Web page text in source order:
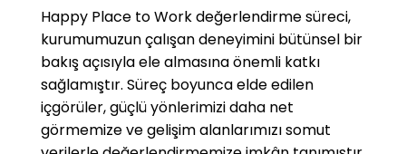
alanlarında yazılım ve sistem entegrasyon
çözümleri sunmaktadır. CCN Eğitim, TED İzmir
Koleji ve TED Kocaeli Koleji’ni başarıyla
işletmekte ve uyguladığı sürdürülebilirlik
projeleri ile alanında öncü bir model ortaya
koymaktadır. CCN Teknik, elektrik-mekanik
taahhüt ve teknik işletme ile bakım faaliyetleri
Happy Place to Work değerlendirme süreci,
kurumumuzun çalışan deneyimini bütünsel bir
bakış açısıyla ele almasına önemli katkı
sağlamıştır. Süreç boyunca elde edilen
içgörüler, güçlü yönlerimizi daha net
görmemize ve gelişim alanlarımızı somut